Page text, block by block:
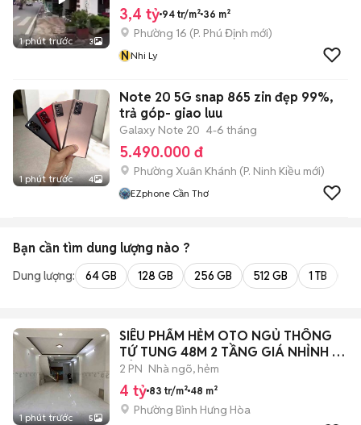
1 phút trước 3
3,4 tỷ 94 tr/m² 36 m²
Phường 16 (P. Phú Định mới)
NNhi Ly
1 phút trước 4
Note 20 5G snap 865 zin đẹp 99%,
trả góp- giao luu
Galaxy Note 20 4-6 tháng
5.490.000 đ
Phường Xuân Khánh (P. Ninh Kiều mới)
EZphone Cần Thơ
Bạn cần tìm dung lượng nào ?
Dung lượng: 64 GB 128 GB 256 GB 512 GB 1 TB
1 phút trước 5
SIÊU PHẨM HẺM OTO NGỦ THÔNG
TỨ TUNG 48M 2 TẦNG GIÁ NHỈNH 4
TỶ
2 PN Nhà ngõ, hẻm
4 tỷ 83 tr/m² 48 m²
Phường Bình Hưng Hòa